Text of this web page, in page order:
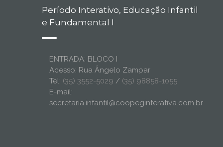
Período Interativo, Educação Infantil
e Fundamental I
ENTRADA: BLOCO I
Acesso: Rua Ângelo Zampar
Tel: (35) 3552-5029 / (35) 98858-1055
E-mail:
secretaria.infantil@coopeginterativa.com.br